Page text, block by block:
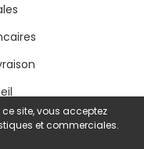
site, vous acceptez
et commerciales.